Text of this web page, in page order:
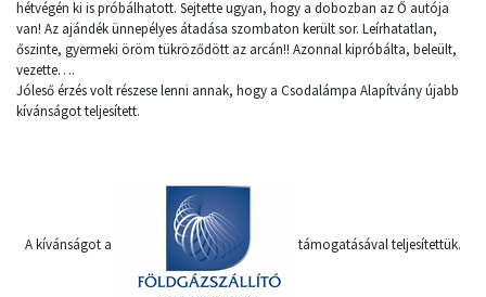
hétvégén ki is próbálhatott. Sejtette ugyan, hogy a dobozban az Ő autója
van! Az ajándék ünnepélyes átadása szombaton került sor. Leírhatatlan,
őszinte, gyermeki öröm tükröződött az arcán!! Azonnal kipróbálta, beleült,
vezette….
Jóleső érzés volt részese lenni annak, hogy a Csodalámpa Alapítvány újabb
kívánságot teljesített.
A kívánságot a támogatásával teljesítettük.